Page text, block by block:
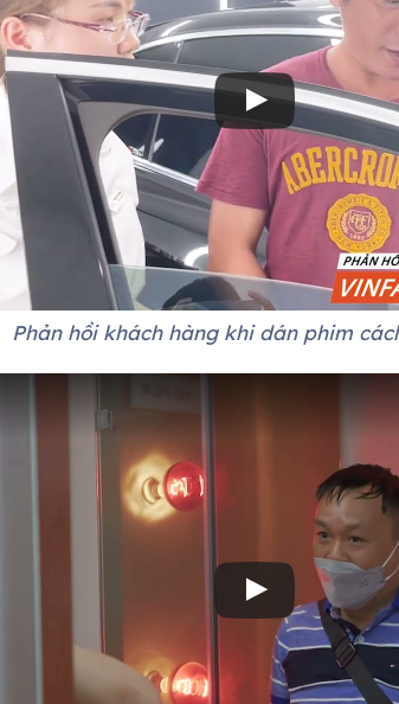
Phản hồi khách hàng khi dán phim